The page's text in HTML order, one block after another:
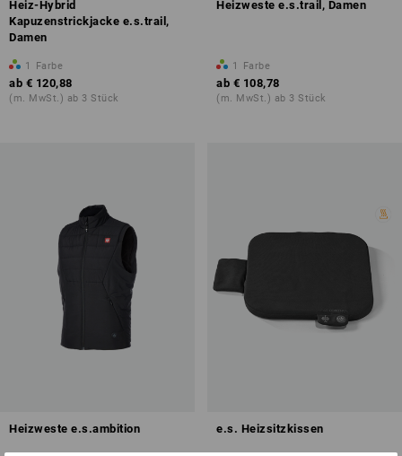
Heiz-Hybrid
Kapuzenstrickjacke e.s.trail,
Damen
1 Farbe
ab € 120,88
(m. MwSt.) ab 3 Stück
Heizweste e.s.trail, Damen
1 Farbe
ab € 108,78
(m. MwSt.) ab 3 Stück
Heizweste e.s.ambition e.s. Heizsitzkissen